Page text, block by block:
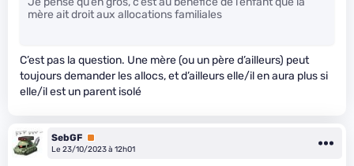
mère ait droit aux allocations familiales
C’est pas la question. Une mère (ou un père d’ailleurs) peut
toujours demander les allocs, et d’ailleurs elle/il en aura plus si
elle/il est un parent isolé
SebGF Premium
Le 23/10/2023 à 12h01